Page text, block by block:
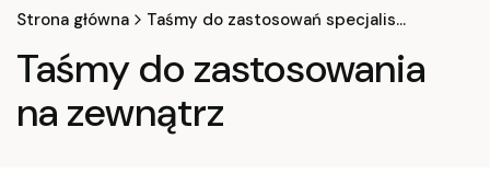
Strona główna Taśmy do zastosowań specjalistycznych
Taśmy do zastosowania
na zewnątrz